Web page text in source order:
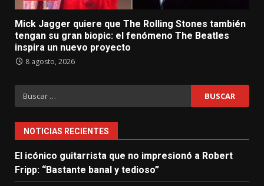
Mick Jagger quiere que The Rolling Stones también
tengan su gran biopic: el fenómeno The Beatles
inspira un nuevo proyecto
8 agosto, 2026
Buscar:
NOTICIAS RECIENTES
El icónico guitarrista que no impresionó a Robert
Fripp: “Bastante banal y tedioso”